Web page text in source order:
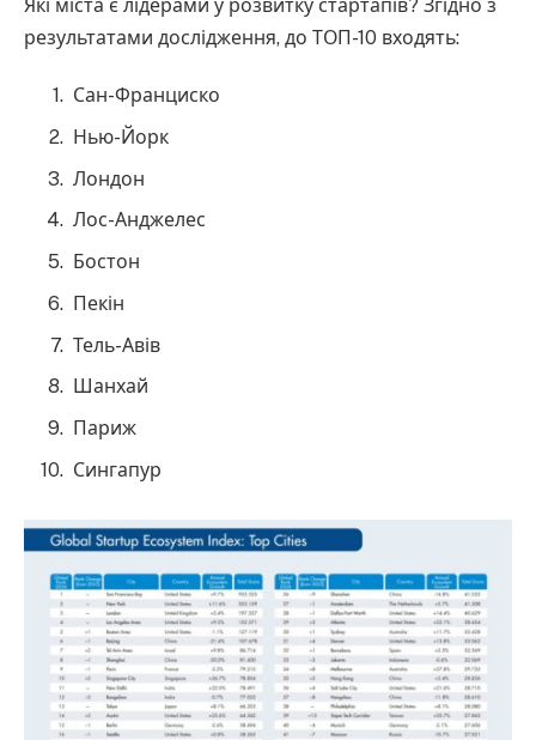
Які міста є лідерами у розвитку стартапів? Згідно з
результатами дослідження, до ТОП-10 входять:
Сан-Франциско
Нью-Йорк
Лондон
Лос-Анджелес
Бостон
Пекін
Тель-Авів
Шанхай
Париж
Сингапур